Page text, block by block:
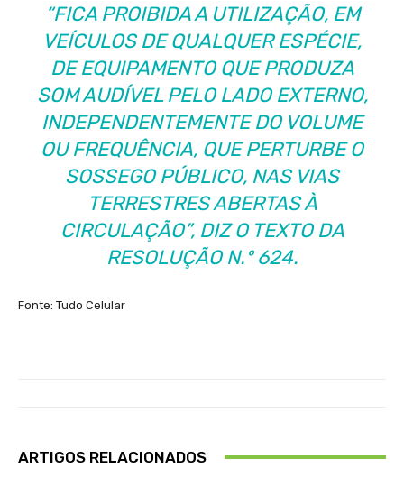
“FICA PROIBIDA A UTILIZAÇÃO, EM
VEÍCULOS DE QUALQUER ESPÉCIE,
DE EQUIPAMENTO QUE PRODUZA
SOM AUDÍVEL PELO LADO EXTERNO,
INDEPENDENTEMENTE DO VOLUME
OU FREQUÊNCIA, QUE PERTURBE O
SOSSEGO PÚBLICO, NAS VIAS
TERRESTRES ABERTAS À
CIRCULAÇÃO”, DIZ O TEXTO DA
RESOLUÇÃO N.º 624.
Fonte: Tudo Celular
ARTIGOS RELACIONADOS